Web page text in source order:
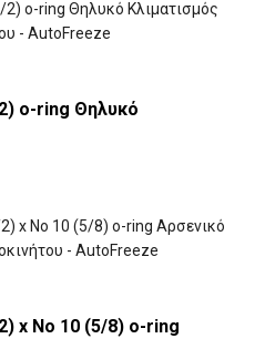
o-ring Θηλυκό
x Νο 10 (5/8) o-ring